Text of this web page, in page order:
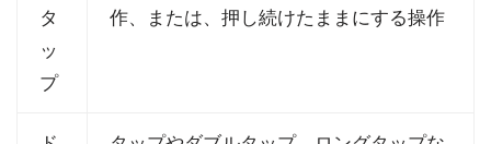
タ
ッ
プ
作、または、押し続けたままにする操作